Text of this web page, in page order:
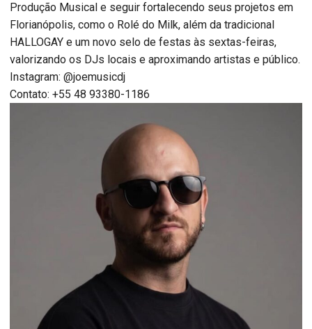
Produção Musical e seguir fortalecendo seus projetos em
Florianópolis, como o Rolé do Milk, além da tradicional
HALLOGAY e um novo selo de festas às sextas-feiras,
valorizando os DJs locais e aproximando artistas e público.
Instagram: @joemusicdj
Contato: +55 48 93380-1186